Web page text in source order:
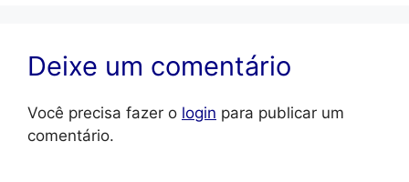
Deixe um comentário
Você precisa fazer o login para publicar um
comentário.